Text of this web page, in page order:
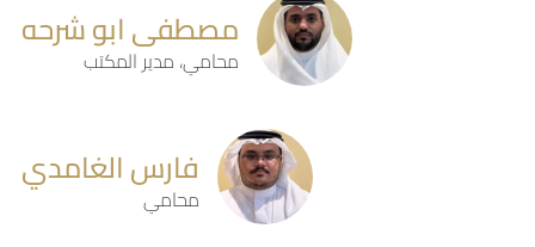
مصطفى ابو شرحه
محامي، مدير المكتب
فارس الغامدي
محامي